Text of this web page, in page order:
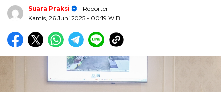
Suara Praksi
- Reporter
Kamis, 26 Juni 2025 - 00:19 WIB